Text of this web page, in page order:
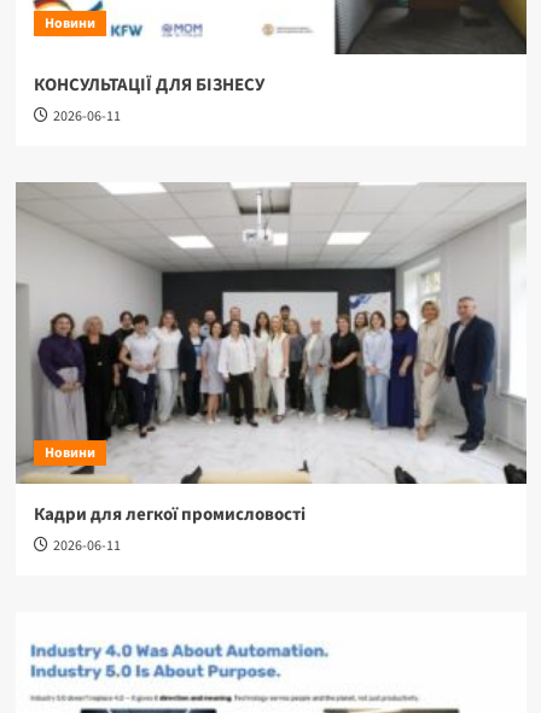
Новини
КОНСУЛЬТАЦІЇ ДЛЯ БІЗНЕСУ
2026-06-11
Новини
Кадри для легкої промисловості
2026-06-11